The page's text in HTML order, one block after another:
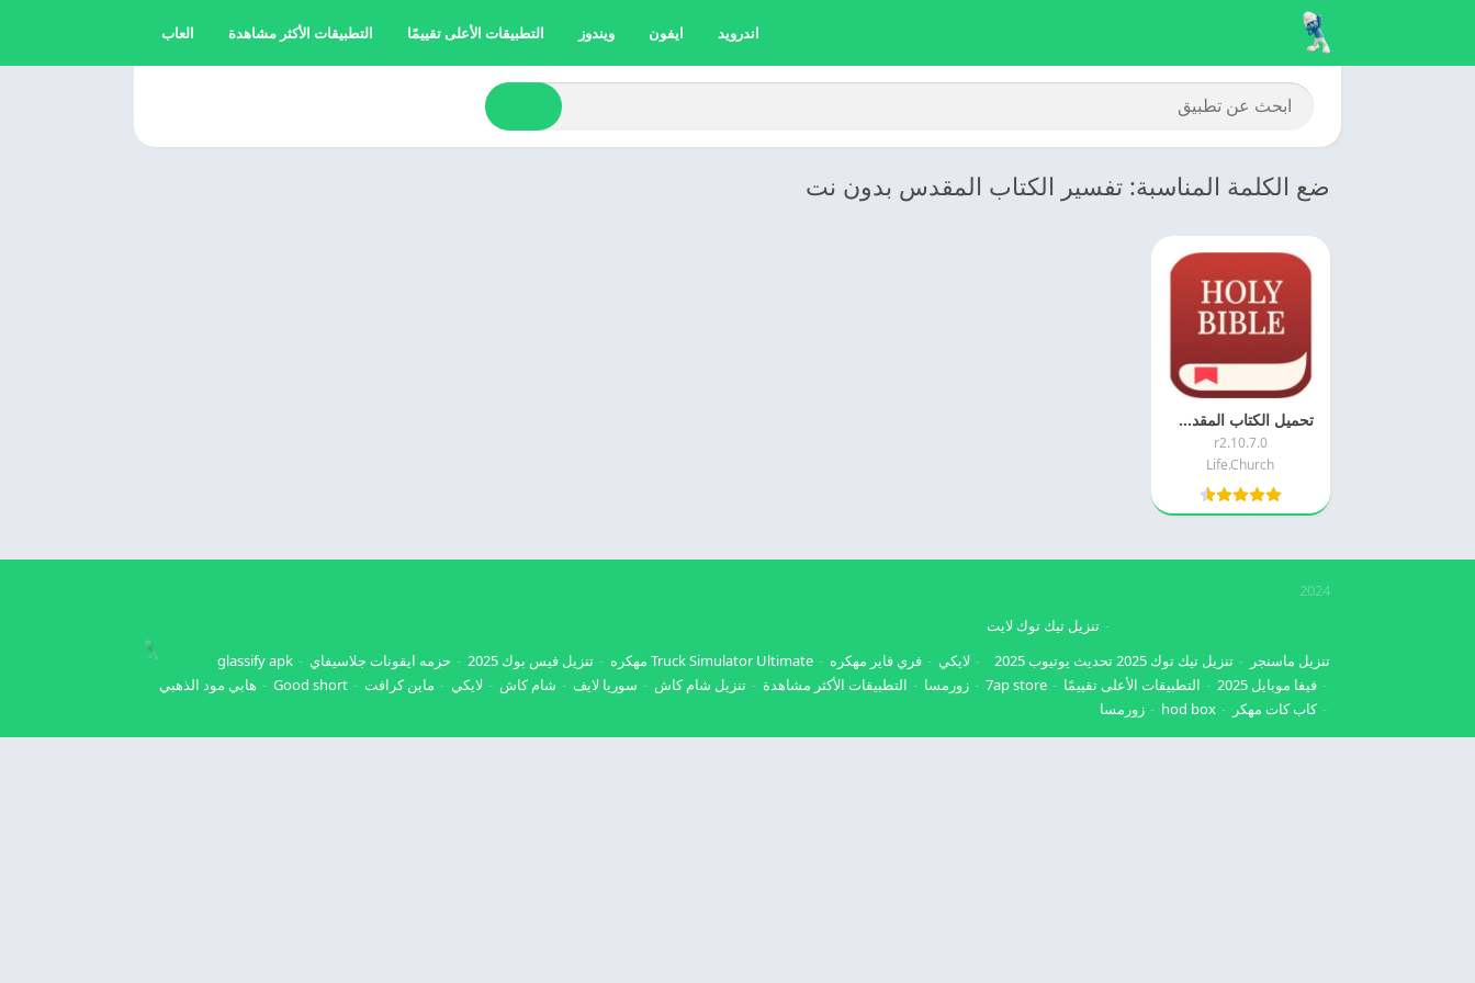
اندرويد ايفون ويندوز التطبيقات الأعلى تقييمًا التطبيقات الأكثر مشاهدة العاب
ضع الكلمة المناسبة: تفسير الكتاب المقدس بدون نت
تحميل الكتاب المقدس كامل 2025 Daily Bible اخر اصدار مجانا
10.7.0.r2
Life.Church
2024
تنزيل ماسنجر تنزيل تيك توك 2025
تنزيل تيك توك لايت
تحديث يوتيوب 2025
لايكي فري فاير مهكره Truck Simulator Ultimate مهكره تنزيل فيس بوك 2025 حزمه ايقونات جلاسيفاي
glassify apk
فيفا موبايل 2025
التطبيقات الأعلى تقييمًا 7ap store زورمسا التطبيقات الأكثر مشاهدة تنزيل شام كاش سوريا لايف شام كاش لايكي ماين كرافت Good short
هابي مود الذهبي
كاب كات مهكر
hod box زورمسا